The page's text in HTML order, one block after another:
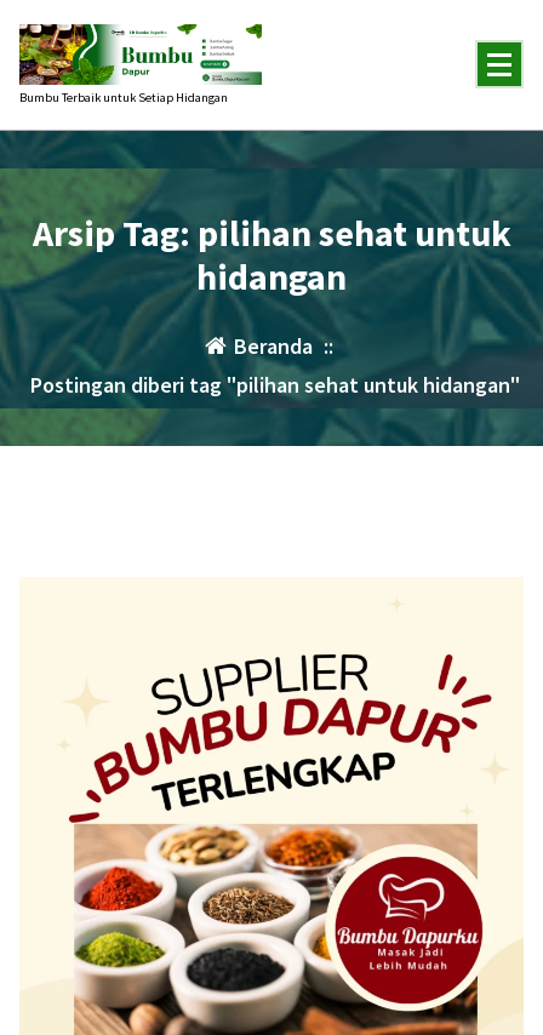
konten
Bumbu Terbaik untuk Setiap Hidangan
Arsip Tag: pilihan sehat untuk
hidangan
Beranda ::
Postingan diberi tag "pilihan sehat untuk hidangan"